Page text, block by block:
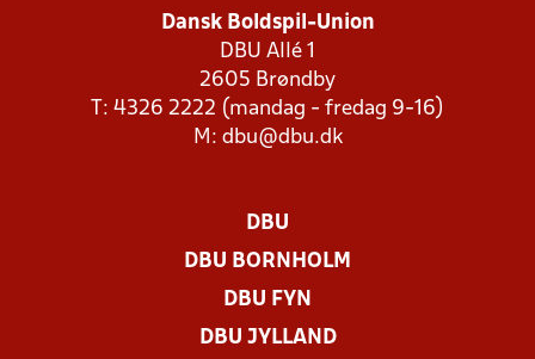
Dansk Boldspil-Union
DBU Allé 1
2605 Brøndby
T: 4326 2222 (mandag - fredag 9-16)
M: dbu@dbu.dk
DBU
DBU BORNHOLM
DBU FYN
DBU JYLLAND